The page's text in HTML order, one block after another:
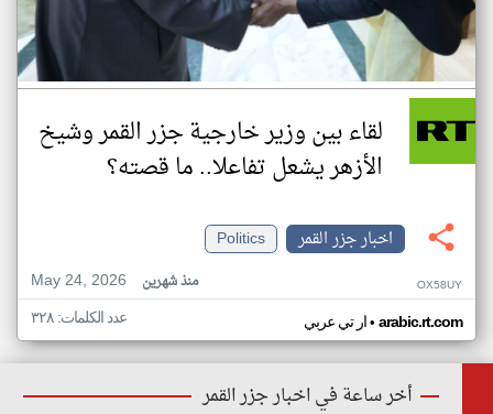
لقاء بين وزير خارجية جزر القمر وشيخ
الأزهر يشعل تفاعلا.. ما قصته؟
اخبار جزر القمر
Politics
May 24, 2026
منذ شهرين OX58UY
ار تي عربي• arabic.rt.com عدد الكلمات: ٣٢٨
أخر ساعة في اخبار جزر القمر